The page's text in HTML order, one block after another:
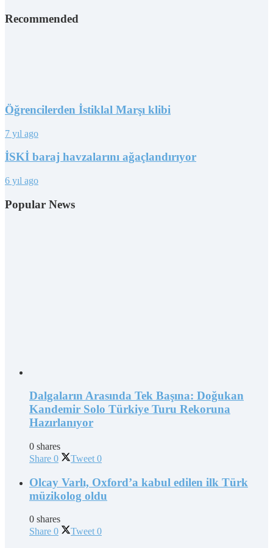
Recommended
Öğrencilerden İstiklal Marşı klibi
7 yıl ago
İSKİ baraj havzalarını ağaçlandırıyor
6 yıl ago
Popular News
Dalgaların Arasında Tek Başına: Doğukan
Kandemir Solo Türkiye Turu Rekoruna
Hazırlanıyor
0 shares
Share 0 Tweet 0
Olcay Varlı, Oxford’a kabul edilen ilk Türk
müzikolog oldu
0 shares
Share 0 Tweet 0